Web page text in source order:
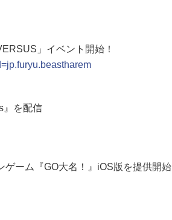
」イベント開始！
』を配信
ゲーム『GO大名！』iOS版を提供開始